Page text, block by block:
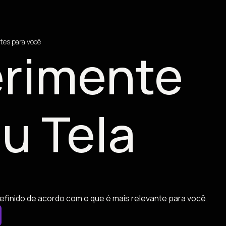
para você
Tela
de acordo com o que é mais relevante para você.